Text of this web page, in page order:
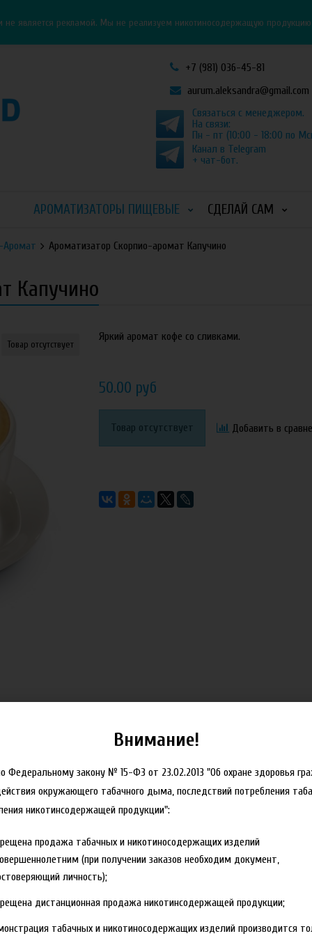
является рекламой. Мы не реализуем никотиносодержащую продукцию
+7 (981) 036-45-81
aurum.aleksandra@gmail.com
Связаться с менеджером.
На связи:
Пн - пт (10:00 - 18:00 по
Канал в Telegram
+ чат-бот.
АРОМАТИЗАТОРЫ ПИЩЕВЫЕ СДЕЛАЙ САМ
Аромат Ароматизатор Скорпио-аромат Капучино
Капучино
Товар отсутствует
Яркий аромат кофе со сливками.
50.00 руб
Товар отсутствует Добавить в
хорошо проветриваемых помещениях. Перед употреблением
Внимание!
Федеральному закону № 15-ФЗ от 23.02.2013 "Об охране здоровья
окружающего табачного дыма, последствий потребления
никотинсодержащей продукции":
продажа табачных и никотиносодержащих изделий
(при получении заказов необходим документ,
личность);
дистанционная продажа никотинсодержащей продукции;
табачных и никотиносодержащих изделий производится